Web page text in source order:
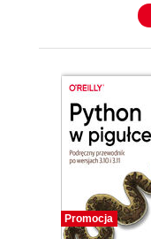
Promocja